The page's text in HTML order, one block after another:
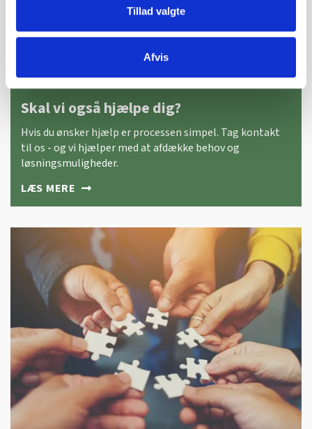
Tillad valgte
Afvis
Skal vi også hjælpe dig?
Hvis du ønsker hjælp er processen simpel. Tag kontakt
til os - og vi hjælper med at afdække behov og
løsningsmuligheder.
LÆS MERE